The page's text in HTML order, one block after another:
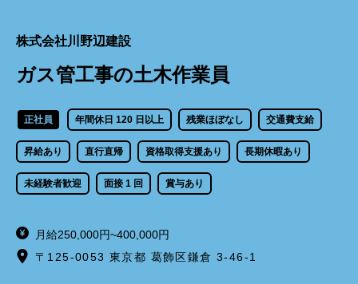
株式会社川野辺建設
ガス管工事の土木作業員
正社員 年間休日 120 日以上 残業ほぼなし 交通費支給
昇給あり 直行直帰 資格取得支援あり 長期休暇あり
未経験者歓迎 面接 1 回 賞与あり
月給250,000円~400,000円
〒125-0053 東京都 葛飾区鎌倉 3-46-1